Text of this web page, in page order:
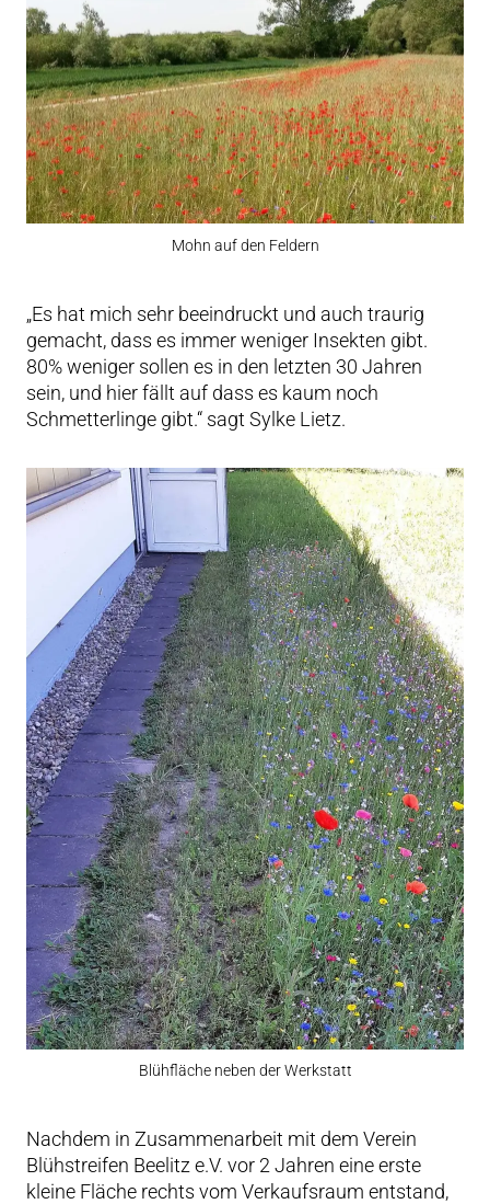
Mohn auf den Feldern
„Es hat mich sehr beeindruckt und auch traurig
gemacht, dass es immer weniger Insekten gibt.
80% weniger sollen es in den letzten 30 Jahren
sein, und hier fällt auf dass es kaum noch
Schmetterlinge gibt.“ sagt Sylke Lietz.
Blühfläche neben der Werkstatt
Nachdem in Zusammenarbeit mit dem Verein
Blühstreifen Beelitz e.V. vor 2 Jahren eine erste
kleine Fläche rechts vom Verkaufsraum entstand,